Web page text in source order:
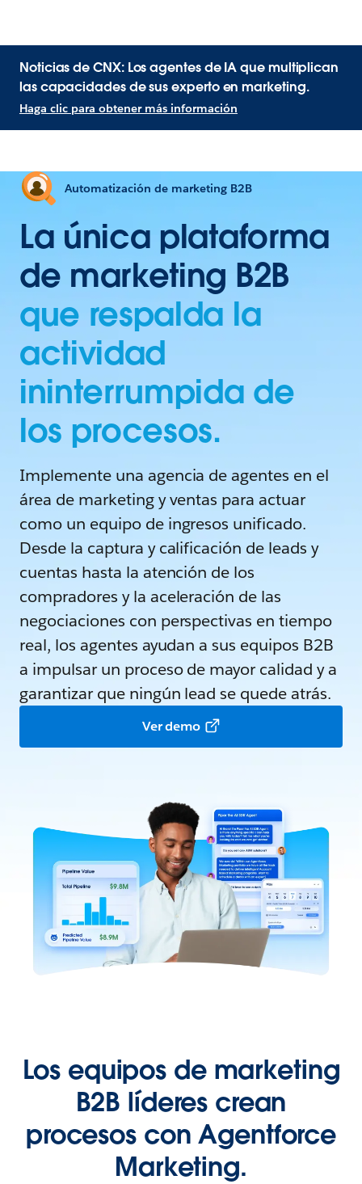
Noticias de CNX: Los agentes de IA que multiplican
las capacidades de sus experto en marketing.
Haga clic para obtener más información
Automatización de marketing B2B
La única plataforma
de marketing B2B
que respalda la
actividad
ininterrumpida de
los procesos.
Implemente una agencia de agentes en el
área de marketing y ventas para actuar
como un equipo de ingresos unificado.
Desde la captura y calificación de leads y
cuentas hasta la atención de los
compradores y la aceleración de las
negociaciones con perspectivas en tiempo
real, los agentes ayudan a sus equipos B2B
a impulsar un proceso de mayor calidad y a
garantizar que ningún lead se quede atrás.
Ver demo
Los equipos de marketing
B2B líderes crean
procesos con Agentforce
Marketing.